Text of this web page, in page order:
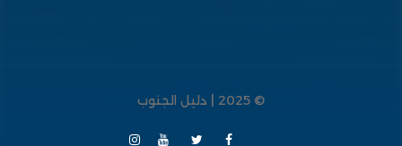
© 2025 | دليل الجنوب